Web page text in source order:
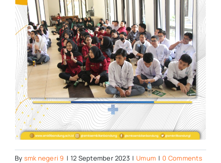
By smk negeri 9 | 12 September 2023 | Umum | 0 Comments